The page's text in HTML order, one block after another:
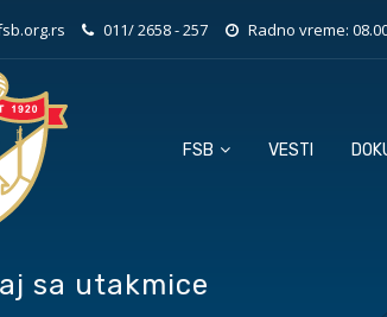
011/ 2658 - 257 Radno vreme:
FSB VESTI
sa utakmice